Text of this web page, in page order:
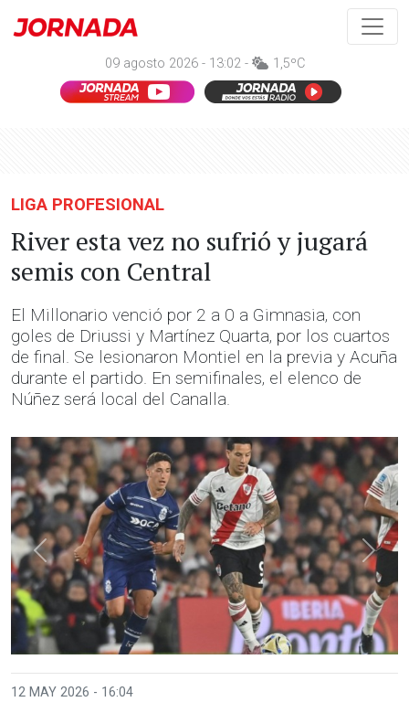
09 agosto 2026 - 13:02 - 1,5ºC
LIGA PROFESIONAL
River esta vez no sufrió y jugará
semis con Central
El Millonario venció por 2 a 0 a Gimnasia, con
goles de Driussi y Martínez Quarta, por los cuartos
de final. Se lesionaron Montiel en la previa y Acuña
durante el partido. En semifinales, el elenco de
Núñez será local del Canalla.
Anterior
12 MAY 2026 - 16:04